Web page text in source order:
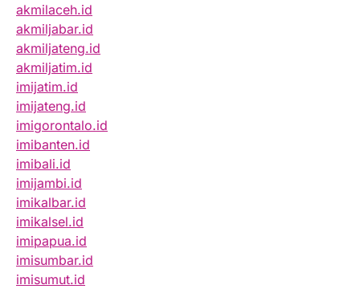
akmilaceh.id
akmiljabar.id
akmiljateng.id
akmiljatim.id
imijatim.id
imijateng.id
imigorontalo.id
imibanten.id
imibali.id
imijambi.id
imikalbar.id
imikalsel.id
imipapua.id
imisumbar.id
imisumut.id